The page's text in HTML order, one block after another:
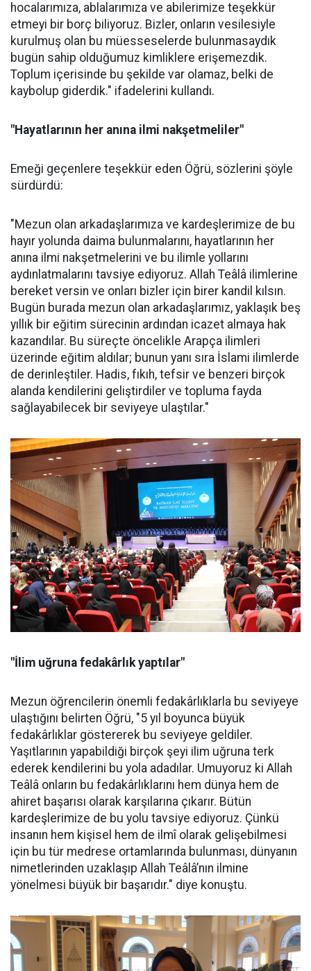
hocalarımıza, ablalarımıza ve abilerimize teşekkür
etmeyi bir borç biliyoruz. Bizler, onların vesilesiyle
kurulmuş olan bu müesseselerde bulunmasaydık
bugün sahip olduğumuz kimliklere erişemezdik.
Toplum içerisinde bu şekilde var olamaz, belki de
kaybolup giderdik." ifadelerini kullandı.
"Hayatlarının her anına ilmi nakşetmeliler"
Emeği geçenlere teşekkür eden Öğrü, sözlerini şöyle
sürdürdü:
"Mezun olan arkadaşlarımıza ve kardeşlerimize de bu
hayır yolunda daima bulunmalarını, hayatlarının her
anına ilmi nakşetmelerini ve bu ilimle yollarını
aydınlatmalarını tavsiye ediyoruz. Allah Teâlâ ilimlerine
bereket versin ve onları bizler için birer kandil kılsın.
Bugün burada mezun olan arkadaşlarımız, yaklaşık beş
yıllık bir eğitim sürecinin ardından icazet almaya hak
kazandılar. Bu süreçte öncelikle Arapça ilimleri
üzerinde eğitim aldılar; bunun yanı sıra İslami ilimlerde
de derinleştiler. Hadis, fıkıh, tefsir ve benzeri birçok
alanda kendilerini geliştirdiler ve topluma fayda
sağlayabilecek bir seviyeye ulaştılar."
"İlim uğruna fedakârlık yaptılar"
Mezun öğrencilerin önemli fedakârlıklarla bu seviyeye
ulaştığını belirten Öğrü, "5 yıl boyunca büyük
fedakârlıklar göstererek bu seviyeye geldiler.
Yaşıtlarının yapabildiği birçok şeyi ilim uğruna terk
ederek kendilerini bu yola adadılar. Umuyoruz ki Allah
Teâlâ onların bu fedakârlıklarını hem dünya hem de
ahiret başarısı olarak karşılarına çıkarır. Bütün
kardeşlerimize de bu yolu tavsiye ediyoruz. Çünkü
insanın hem kişisel hem de ilmî olarak gelişebilmesi
için bu tür medrese ortamlarında bulunması, dünyanın
nimetlerinden uzaklaşıp Allah Teâlâ’nın ilmine
yönelmesi büyük bir başarıdır." diye konuştu.